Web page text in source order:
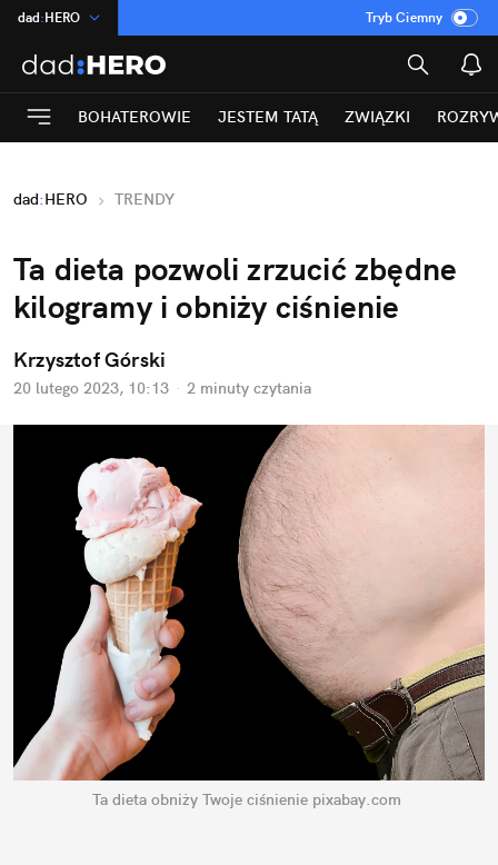
dad:HERO
:Temat
INN:Poland
ASZ:dziennik
Rozrywka
Tryb Ciemny
BOHATEROWIE JESTEM TATĄ ZWIĄZKI
dad:HERO TRENDY
Ta dieta pozwoli zrzucić zbędne
kilogramy i obniży ciśnienie
Krzysztof Górski
20 lutego 2023, 10:13 · 2 minuty czytania
Ta dieta obniży Twoje ciśnienie pixabay.com